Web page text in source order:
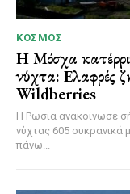
ΚΌΣΜΟΣ
Η Μόσχα
νύχτα: Ελαφρές
Wildberries
Η Ρωσία ανακοίνωσε
νύχτας 605
πάνω...